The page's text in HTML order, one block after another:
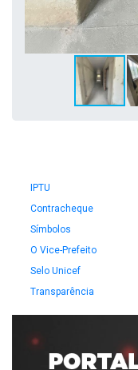
IPTU
Contracheque
Símbolos
O Vice-Prefeito
Selo Unicef
Transparência